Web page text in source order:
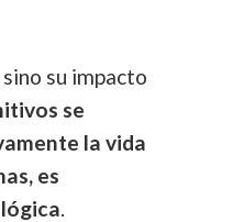
su impacto
se
la vida
es
.